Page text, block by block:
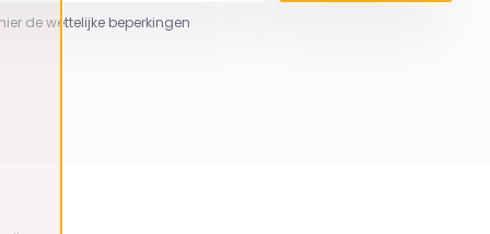
de wettelijke beperkingen